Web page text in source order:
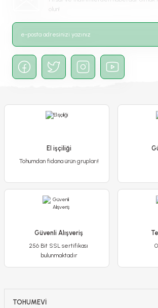
Gönder
Amerikan Sarmaşık Fidanı - Beşparmak Sarmaşığı
Detaylı İncele
olun!
El işçiliği
Tohumdan fidana ürün grupları!
Güvenli Alışveriş
256 Bit SSL sertifikası
bulunmaktadır
TOHUMEVİ